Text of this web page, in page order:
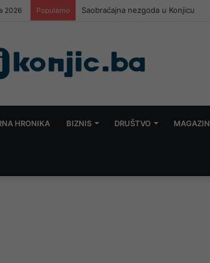
2026 Popularno Saobraćajna nezgoda u Konjicu
HRONIKA BIZNIS DRUŠTVO MAGAZIN